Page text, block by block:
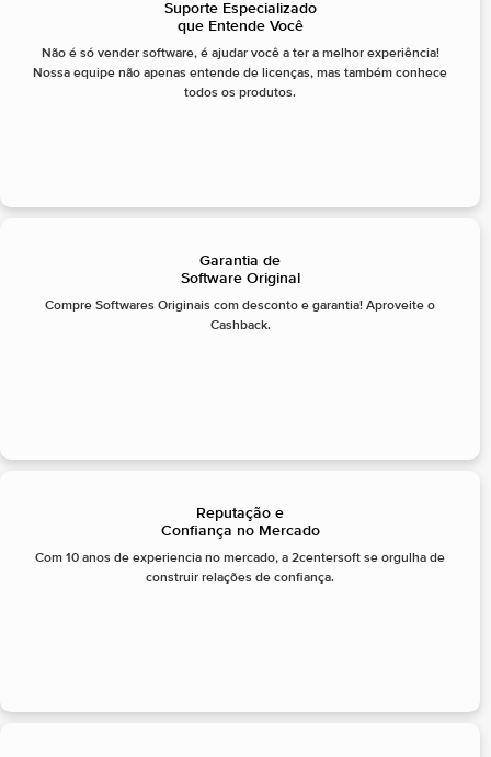
Suporte Especializado
que Entende Você
Não é só vender software, é ajudar você a ter a melhor experiência!
Nossa equipe não apenas entende de licenças, mas também conhece
todos os produtos.
Garantia de
Software Original
Compre Softwares Originais com desconto e garantia! Aproveite o
Cashback.
Reputação e
Confiança no Mercado
Com 10 anos de experiencia no mercado, a 2centersoft se orgulha de
construir relações de confiança.